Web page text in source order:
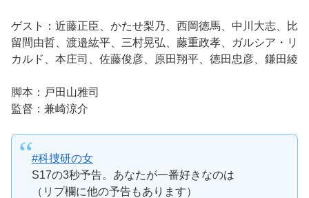
ゲスト：近藤正臣、かたせ梨乃、西岡徳馬、中川大志、比
留間由哲、渡邉紘平、三村晃弘、藤重政孝、ガルシア・リ
カルド、本庄司、佐藤俊彦、原田翔平、徳田忠彦、鎌田綾
脚本：戸田山雅司
監督：兼崎涼介
#科捜研の女
S17の3秒予告。あなたが一番好きなのは
（リプ欄に他の予告もあります）